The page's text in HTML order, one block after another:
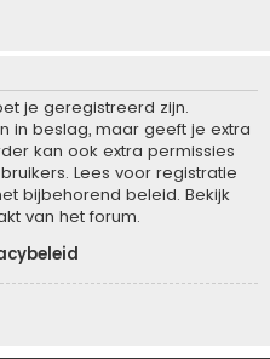
je geregistreerd zijn.
in beslag, maar geeft je extra
kan ook extra permissies
Lees voor registratie
bijbehorend beleid. Bekijk
van het forum.